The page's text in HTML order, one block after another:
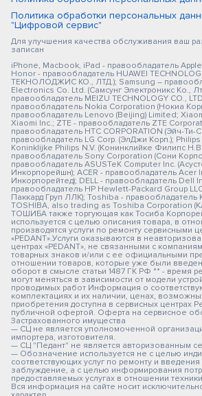
Политика обработки персональных
"Цифровой сервис"
Для улучшения качества обслуживания ваш
записан
iPhone, Macbook, iPad - правообладатель
Honor - правообладатель HUAWEI
ТЕКНОЛОДЖИС КО., ЛТД.); Samsung –
Electronics Co. Ltd. (Самсунг Электроникс Ко.,
правообладатель MEIZU TECHNOLOGY CO.,
правообладатель Nokia Corporation (Нокиа
правообладатель Lenovo (Beijing) Limited;
Xiaomi Inc.; ZTE - правообладатель ZTE
правообладатель HTC CORPORATION (Эйч-
правообладатель LG Corp. (ЭлДжи Корп.);
Koninklijke Philips N.V. (Конинклийке Филипс
правообладатель Sony Corporation (Сони
правообладатель ASUSTeK Computer Inc.
Инкорпорейшн); ACER - правообладатель Acer
Инкорпорейтед); DELL - правообладатель Dell
правообладатель HP Hewlett-Packard Group
Паккард Груп ЛЛК); Toshiba - правообладатель
TOSHIBA, also trading as Toshiba
ТОШИБА также торгующая как Тосиба
используется с целью описания товара, в
производятся услуги по ремонту сервисными
«PEDANT».Услуги оказываются в
центрах «PEDANT», не связанными с
товарных знаков и/или с ее официальными
отношении товаров, которые уже были
оборот в смысле статьи 1487 ГК РФ ** - время
могут меняться в зависимости от модели
проводимых работ Информация о
комплектациях и их наличии, ценах,
приобретения доступна в сервисных центрах
публичной офертой. Оферта на сервисное
Застрахованного имущества
— СЦ не является уполномоченной
импортера, изготовителя.
— СЦ "Педант" не является авторизованным
— Обозначение используется не с целью
соответствующих услуг по ремонту и
заблуждение, а с целью информирования
предоставляемых услугах в отношении
Вся информация на сайте носит